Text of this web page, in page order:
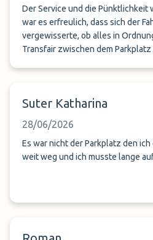
Der Service und die Pünktlichkeit
war es erfreulich, dass sich der
vergewisserte, ob alles in Ordnung ist
Transfair zwischen dem
Suter Katharina
28/06/2026
Es war nicht der Parkplatz den
weit weg und ich musste lange